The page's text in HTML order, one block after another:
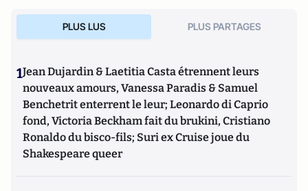
PLUS LUS PLUS PARTAGES
1Jean Dujardin & Laetitia Casta étrennent leurs
nouveaux amours, Vanessa Paradis & Samuel
Benchetrit enterrent le leur; Leonardo di Caprio
fond, Victoria Beckham fait du brukini, Cristiano
Ronaldo du bisco-fils; Suri ex Cruise joue du
Shakespeare queer